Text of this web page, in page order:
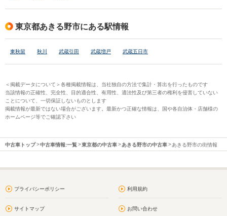
東京都あきる野市にある駅情報
東秋留 秋川 武蔵引田 武蔵増戸 武蔵五日市
＜掲載データについて＞各種掲載情報は、当社独自の方法で集計・算出を行ったものです
当該情報の正確性、完全性、目的適合性、有用性、適法性及び第三者の権利を侵害していない
ことについて、一切保証しないものとします
掲載情報が最新ではない場合がございます。最新かつ正確な情報は、国や各自治体・店舗様の
ホームページ等でご確認下さい
中古車トップ 中古車情報:一覧 東京都の中古車 あきる野市の中古車 あきる野市の街情報
プライバシーポリシー 利用規約
サイトマップ お問い合わせ